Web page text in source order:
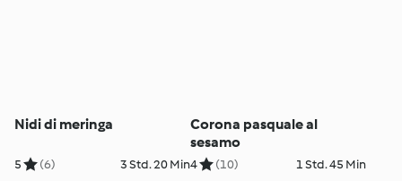
Nidi di meringa
5 (6) 3 Std. 20 Min
Corona pasquale al
sesamo
4 (10) 1 Std. 45 Min